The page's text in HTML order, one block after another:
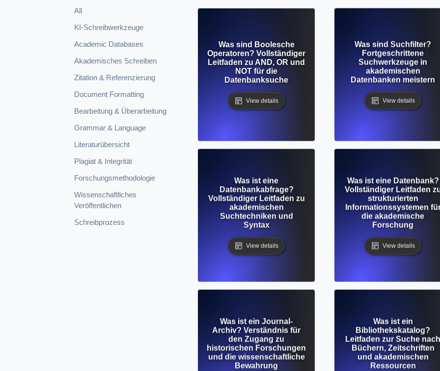
All
KI-Schreibwerkzeuge
Academic Databases
Akademisches Schreiben
Zitation & Referenzierung
Document Formatting
Bearbeitung & Überarbeitung
Grammar & Language
Literaturübersicht
Plagiat & Integrität
Forschungsmethodologie
Wissenschaftliches
Veröffentlichen
Schreibprozess
Was sind Boolesche
Operatoren? Vollständiger
Leitfaden zu AND, OR und
NOT für die
Datenbanksuche
View details
Was sind Suchfilter?
Fortgeschrittene
Suchwerkzeuge in
akademischen
Datenbanken meistern
View details
Was ist eine
Datenbankabfrage?
Vollständiger Leitfaden zu
akademischen
Suchtechniken und
Syntax
View details
Was ist eine Datenbank?
Vollständiger Leitfaden
strukturierten
Informationssystemen
die akademische
Forschung
View details
Was ist ein Journal-
Archiv? Verständnis für
den Zugang zu
historischen Forschungen
und die wissenschaftliche
Bewahrung
Was ist ein
Bibliothekskatalog?
Leitfaden zur Suche nach
Büchern, Zeitschriften
und akademischen
Ressourcen